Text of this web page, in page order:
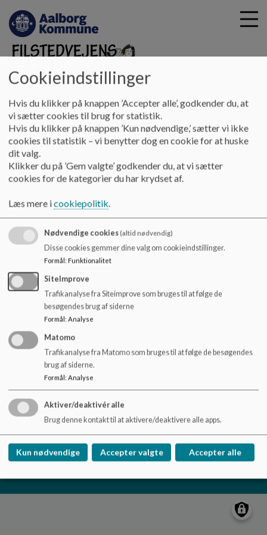
i
Filstedvejens Skole
Praktisk information Kvalitetsrapport
Kvalitetsrapport
skolens sekretær.
Skolens telefonnummer er 98 16 00 33.
Filstedvejens Skole
Filstedvej 16, 9000 Aalborg
Filstedvejensskole@aalborg.dk
98160033
EAN NR. 5798003746302
Tilgængelighedserklæring
Sitemap
Cookie politik
Cookieindstillinger
Hvis du klikker på knappen ’Accepter alle’, godkender du, at
vi sætter cookies til brug for statistik.
Hvis du klikker på knappen ’Kun nødvendige,’ sætter vi ikke
cookies til statistik – vi benytter dog en cookie for at huske
dit valg.
Klikker du på ’Gem valgte’ godkender du, at vi sætter
cookies for de kategorier du har krydset af.
Læs mere icookiepolitik.
Nødvendige cookies(altid nødvendig)
Disse cookies gemmer dine valg om cookieindstillinger.
Formål: Funktionalitet
SiteImprove
Trafikanalyse fra Siteimprove som bruges til at følge de
besøgendes brug af siderne
Formål: Analyse
Matomo
Trafikanalyse fra Matomo som bruges til at følge de besøgendes
brug af siderne.
Formål: Analyse
Aktiver/deaktivér alle
Brug denne kontakt til at aktivere/deaktivere alle apps.
Kun nødvendige Accepter valgte Accepter alle